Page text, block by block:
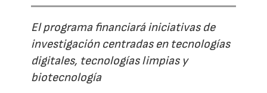
El programa financiará iniciativas de
investigación centradas en tecnologías
digitales, tecnologías limpias y
biotecnología